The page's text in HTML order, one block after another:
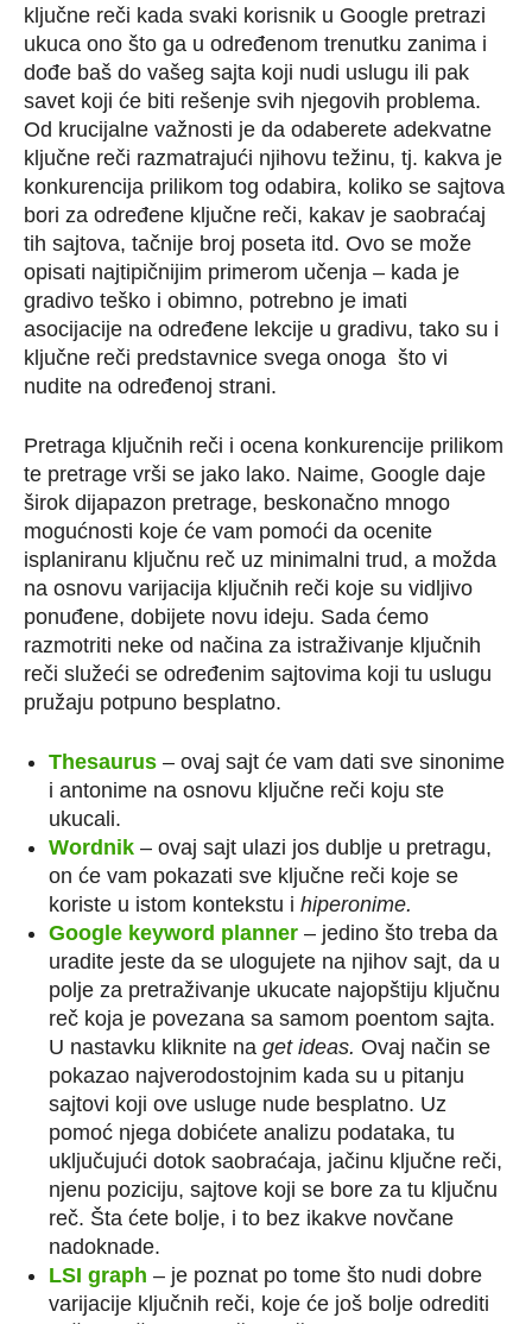
ključne reči kada svaki korisnik u Google pretrazi
ukuca ono što ga u određenom trenutku zanima i
dođe baš do vašeg sajta koji nudi uslugu ili pak
savet koji će biti rešenje svih njegovih problema.
Od krucijalne važnosti je da odaberete adekvatne
ključne reči razmatrajući njihovu težinu, tj. kakva je
konkurencija prilikom tog odabira, koliko se sajtova
bori za određene ključne reči, kakav je saobraćaj
tih sajtova, tačnije broj poseta itd. Ovo se može
opisati najtipičnijim primerom učenja – kada je
gradivo teško i obimno, potrebno je imati
asocijacije na određene lekcije u gradivu, tako su i
ključne reči predstavnice svega onoga što vi
nudite na određenoj strani.
Pretraga ključnih reči i ocena konkurencije prilikom
te pretrage vrši se jako lako. Naime, Google daje
širok dijapazon pretrage, beskonačno mnogo
mogućnosti koje će vam pomoći da ocenite
isplaniranu ključnu reč uz minimalni trud, a možda
na osnovu varijacija ključnih reči koje su vidljivo
ponuđene, dobijete novu ideju. Sada ćemo
razmotriti neke od načina za istraživanje ključnih
reči služeći se određenim sajtovima koji tu uslugu
pružaju potpuno besplatno.
Thesaurus – ovaj sajt će vam dati sve sinonime
i antonime na osnovu ključne reči koju ste
ukucali.
Wordnik – ovaj sajt ulazi jos dublje u pretragu,
on će vam pokazati sve ključne reči koje se
koriste u istom kontekstu i hiperonime.
Google keyword planner – jedino što treba da
uradite jeste da se ulogujete na njihov sajt, da u
polje za pretraživanje ukucate najopštiju ključnu
reč koja je povezana sa samom poentom sajta.
U nastavku kliknite na get ideas. Ovaj način se
pokazao najverodostojnim kada su u pitanju
sajtovi koji ove usluge nude besplatno. Uz
pomoć njega dobićete analizu podataka, tu
uključujući dotok saobraćaja, jačinu ključne reči,
njenu poziciju, sajtove koji se bore za tu ključnu
reč. Šta ćete bolje, i to bez ikakve novčane
nadoknade.
LSI graph – je poznat po tome što nudi dobre
varijacije ključnih reči, koje će još bolje odrediti